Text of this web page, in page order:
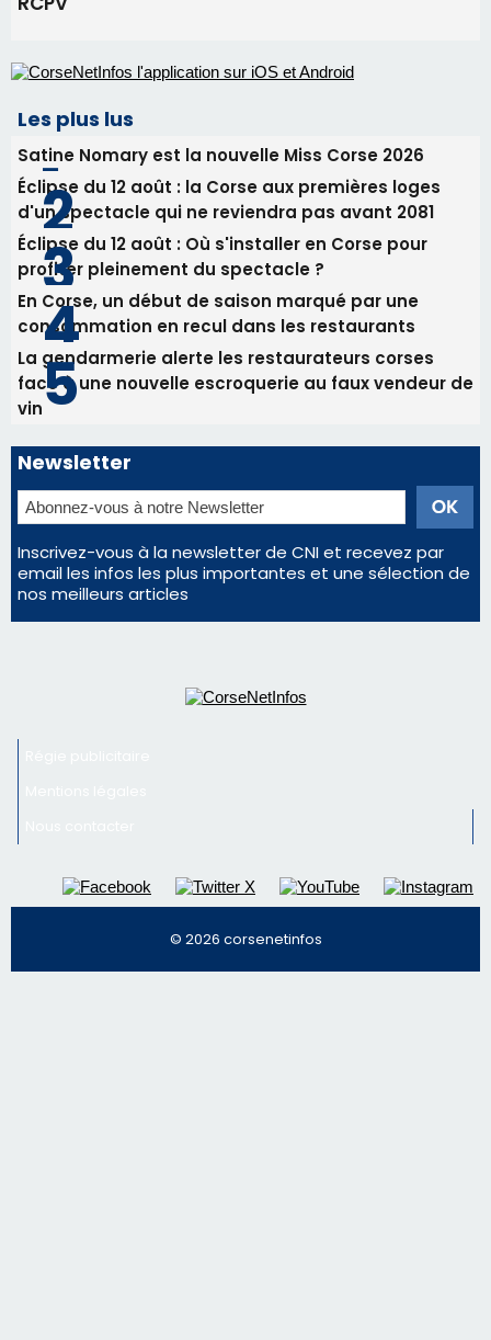
profiter pleinement du spectacle ?
consommation en recul dans les restaurants
face à une nouvelle escroquerie au faux vendeur de
vin
Newsletter
Inscrivez-vous à la newsletter de CNI et recevez par
email les infos les plus importantes et une sélection de
nos meilleurs articles
Régie publicitaire
Nous contacter
© 2026 corsenetinfos